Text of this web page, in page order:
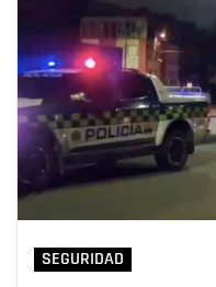
SEGURIDAD